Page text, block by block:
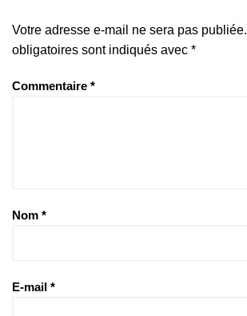
Votre adresse e-mail ne sera pas publiée.
obligatoires sont indiqués avec *
Commentaire *
Nom *
E-mail *